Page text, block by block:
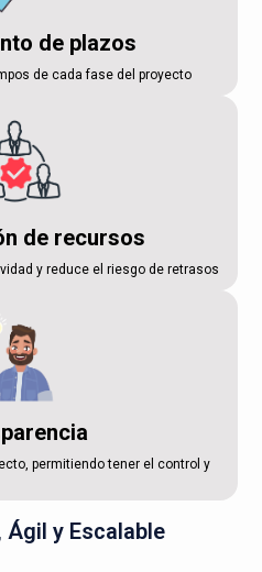
de plazos
de cada fase del proyecto
de recursos
y reduce el riesgo de retrasos
permitiendo tener el control y
y Escalable